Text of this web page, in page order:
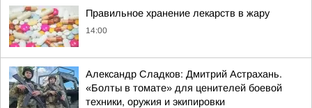
Правильное хранение лекарств в жару
14:00
Александр Сладков: Дмитрий Астрахань.
«Болты в томате» для ценителей боевой
техники, оружия и экипировки